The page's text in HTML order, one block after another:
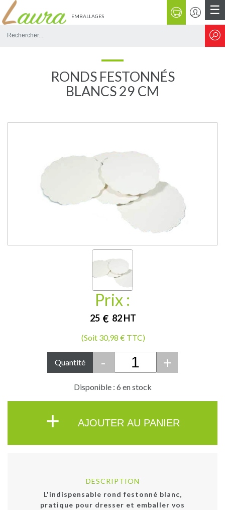
☰
EMBALLAGES
RONDS FESTONNÉS
BLANCS 29 CM
Prix :
25 € 82HT
(Soit 30,98 € TTC)
Quantité - +
Disponible : 6 en stock
+ AJOUTER AU PANIER
DESCRIPTION
L'indispensable rond festonné blanc,
pratique pour dresser et emballer vos